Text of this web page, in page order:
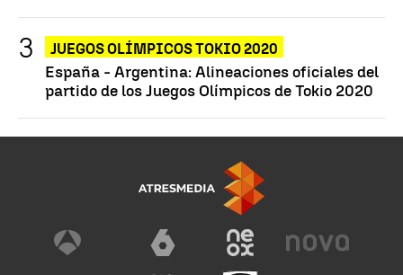
JUEGOS OLÍMPICOS TOKIO 2020
España - Argentina: Alineaciones oficiales del
partido de los Juegos Olímpicos de Tokio 2020